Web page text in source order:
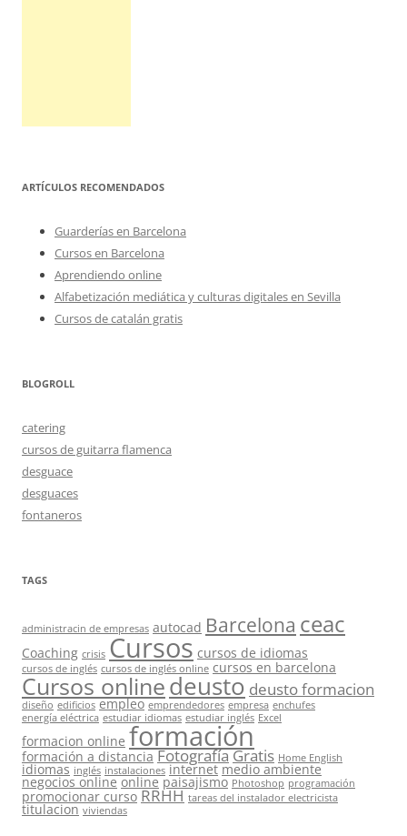
ARTÍCULOS RECOMENDADOS
Guarderías en Barcelona
Cursos en Barcelona
Aprendiendo online
Alfabetización mediática y culturas digitales en Sevilla
Cursos de catalán gratis
BLOGROLL
catering
cursos de guitarra flamenca
desguace
desguaces
fontaneros
TAGS
administracin de empresas autocad Barcelona ceac
Coaching crisis Cursos cursos de idiomas
cursos de inglés cursos de inglés online cursos en barcelona
Cursos onlinedeusto deusto formacion
diseño edificios empleo emprendedores empresa enchufes
energía eléctrica estudiar idiomas estudiar inglés Excel
formacion online formación
formación a distancia FotografíaGratis Home English
idiomas inglés instalaciones internet medio ambiente
negocios online online paisajismo Photoshop programación
promocionar curso RRHH tareas del instalador electricista
titulacion viviendas